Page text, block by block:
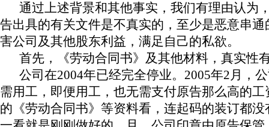
通过上述背景和其他事实，我们有理由认为
告出具的有关文件是不真实的，至少是恶意串
害公司及其他股东利益，满足自己的私欲。
首先，《劳动合同书》及其他材料，真实性
公司在2004年已经完全停业。 2005年2月，
需用工，即便用工，也无需支付原告那么高的
的《劳动合同书》等资料看，连起码的装订都